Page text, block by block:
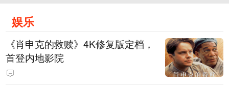
娱乐
《肖申克的救赎》4K修复版定档，
首登内地影院